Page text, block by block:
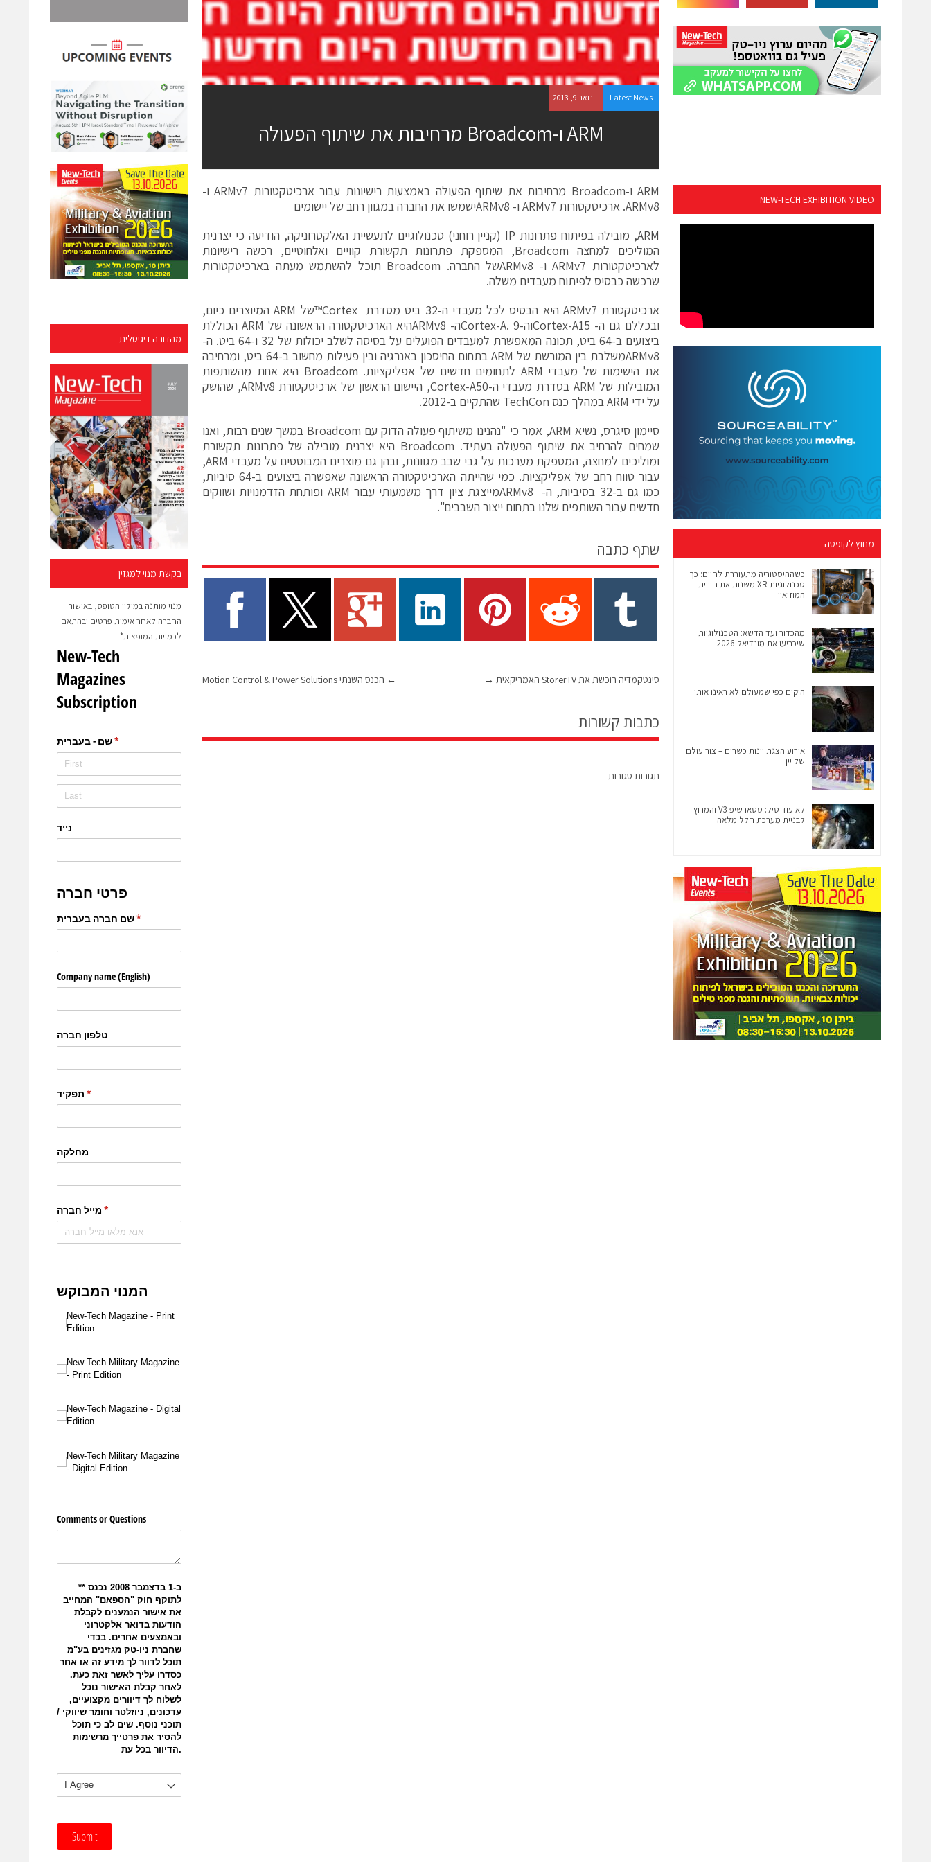
מהדורה דיגיטלית
בקשת מנוי למגזין
מנוי מותנה במילוי הטופס, באישור
החברה לאחר אימות פרטים ובהתאם
לכמויות המופצות*
Latest News - ינואר 9, 2013
ARM ו-Broadcom מרחיבות את שיתוף הפעולה
ARM ו-Broadcom מרחיבות את שיתוף הפעולה באמצעות רישיונות עבור ארכיטקטורות ARMv7 ו-
ARMv8. ארכיטקטורות ARMv7 ו- ARMv8ישמשו את החברה במגוון רחב של יישומים
ARM
, מובילה בפיתוח פתרונות IP (קניין רוחני) טכנולוגיים לתעשיית האלקטרוניקה, הודיעה כי יצרנית
המוליכים למחצה Broadcom, המספקת פתרונות תקשורת קוויים ואלחוטיים, רכשה רישיונות
לארכיטקטורות ARMv7 ו- ARMv8של החברה. Broadcom תוכל להשתמש מעתה בארכיטקטורות
שרכשה כבסיס לפיתוח מעבדים משלה.
ארכיטקטורת ARMv7 היא הבסיס לכל מעבדי ה-32 ביט מסדרת Cortex™של ARM המיוצרים כיום,
ובכללם גם ה- Cortex-A15וה-9 .Cortex-Aה- ARMv8היא הארכיטקטורה הראשונה של ARM הכוללת
ביצועים ב-64 ביט, תכונה המאפשרת למעבדים הפועלים על בסיסה לשלב יכולות של 32 ו-64 ביט. ה-
ARMv8משלבת בין המורשת של ARM בתחום החיסכון באנרגיה ובין פעילות מחשוב ב-64 ביט, ומרחיבה
את הישימות של מעבדי ARM לתחומים חדשים של אפליקציות. Broadcom היא אחת מהשותפות
המובילות של ARM בסדרת מעבדי ה-Cortex-A50, היישום הראשון של ארכיטקטורת ARMv8, שהושק
על ידי ARM במהלך כנס TechCon שהתקיים ב-2012.
סיימון סיגרס, נשיא ARM, אמר כי "נהנינו משיתוף פעולה הדוק עם Broadcom במשך שנים רבות, ואנו
שמחים להרחיב את שיתוף הפעולה בעתיד. Broadcom היא יצרנית מובילה של פתרונות תקשורת
ומוליכים למחצה, המספקת מערכות על גבי שבב מגוונות, ובהן גם מוצרים המבוססים על מעבדי ARM,
עבור טווח רחב של אפליקציות. כמי שהייתה הארכיטקטורה הראשונה שאפשרה ביצועים ב-64 סיביות,
כמו גם ב-32 בסיביות, ה- ARMv8מייצגת ציון דרך משמעותי עבור ARM ופותחת הזדמנויות ושווקים
חדשים עבור השותפים שלנו בתחום ייצור השבבים".
שתף כתבה
← הכנס השנתי Motion Control & Power Solutions סינטקמדיה רוכשת את StorerTV האמריקאית →
כתבות קשורות
תגובות סגורות
NEW-TECH EXHIBITION VIDEO
מחוץ לקופסה
כשההיסטוריה מתעוררת לחיים: כך
טכנולוגיות XR משנות את חוויית
המוזיאון
מהכדור ועד הדשא: הטכנולוגיות
שיכריעו את מונדיאל 2026
היקום כפי שמעולם לא ראינו אותו
אירוע הצגת יינות כשרים – צור עולם
של יין
לא עוד טיל: סטארשיפ V3 והמרוץ
לבניית מערכת חלל מלאה